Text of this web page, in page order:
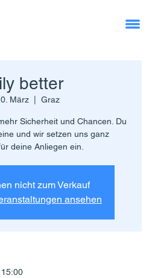
better
März
  |
Graz
Sicherheit und Chancen. Du
und wir setzen uns ganz
deine Anliegen ein.
nicht zum Verkauf
ansehen